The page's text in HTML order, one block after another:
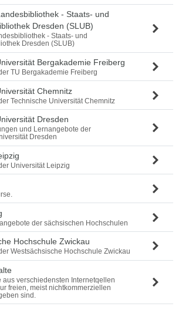
- Staats- und
Dresden (SLUB)
- Staats- und
Dresden (SLUB)
Bergakademie Freiberg
TU Bergakademie Freiberg
Chemnitz
Technische Universität Chemnitz
Dresden
und Lernangebote der
Dresden
Universität Leipzig
der sächsischen Hochschulen
Hochschule Zwickau
Westsächsische Hochschule Zwickau
aus verschiedensten Internetqellen
freien, meist nichtkommerziellen
sind.